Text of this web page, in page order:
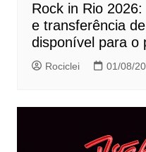
Rock in Rio
e transferência
disponível para o
Rociclei 01/08/